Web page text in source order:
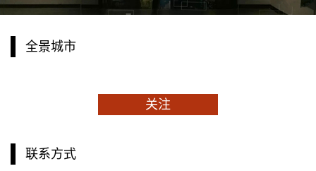
全景城市